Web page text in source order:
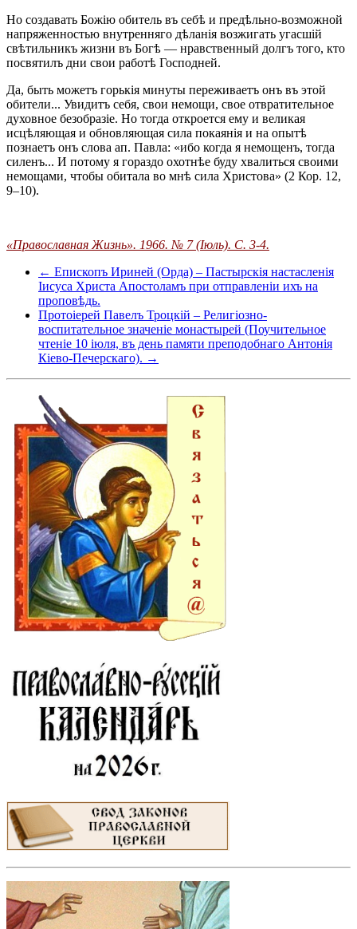
Но создавать Божію обитель въ себѣ и предѣльно-возможной
напряженностью внутренняго дѣланія возжигать угасшій
свѣтильникъ жизни въ Богѣ — нравственный долгъ того, кто
посвятилъ дни свои работѣ Господней.
Да, быть можетъ горькія минуты переживаетъ онъ въ этой
обители... Увидитъ себя, свои немощи, свое отвратительное
духовное безобразіе. Но тогда откроется ему и великая
исцѣляющая и обновляющая сила покаянія и на опытѣ
познаетъ онъ слова ап. Павла: «ибо когда я немощенъ, тогда
силенъ... И потому я гораздо охотнѣе буду хвалиться своими
немощами, чтобы обитала во мнѣ сила Христова» (2 Кор. 12,
9–10).
«Православная Жизнь». 1966. № 7 (Іюль). С. 3-4.
← Епископъ Ириней (Орда) – Пастырскія настасленія
Іисуса Христа Апостоламъ при отправленіи ихъ на
проповѣдь.
Протоіерей Павелъ Троцкій – Религіозно-
воспитательное значеніе монастырей (Поучительное
чтеніе 10 іюля, въ день памяти преподобнаго Антонія
Кіево-Печерскаго). →